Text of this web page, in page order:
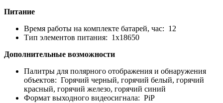
Питание
Время работы на комплекте батарей, час: 12
Тип элементов питания: 1х18650
Дополнительные возможности
Палитры для полярного отображения и обнаружения
объектов: Горячий черный, горячий белый, горячий
красный, горячий железо, горячий синий
Формат выходного видеосигнала: PiP